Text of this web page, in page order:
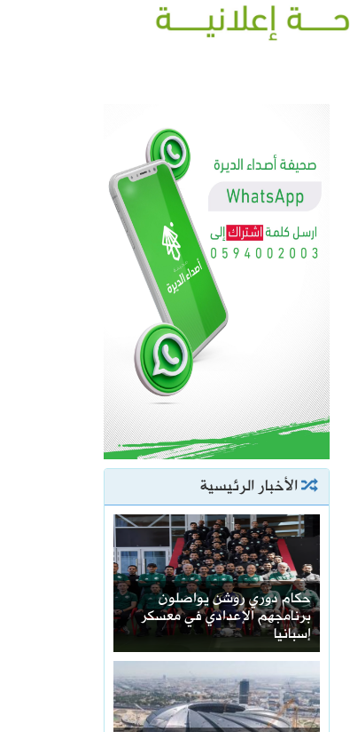
الأخبار الرئيسية
حكام دوري روشن يواصلون
برنامجهم الإعدادي في معسكر
إسبانيا